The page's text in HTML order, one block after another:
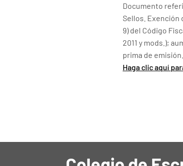
Documento
Sellos. Exención
9) del Código
2011 y mods.);
prima de emisión.
Haga clic aquí